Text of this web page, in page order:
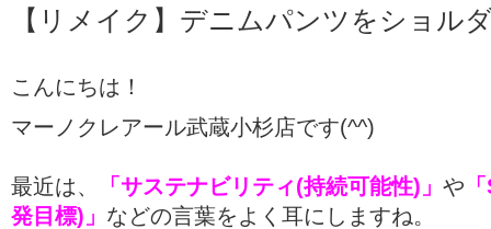
【リメイク】デニムパンツをショル
こんにちは！
マーノクレアール武蔵小杉店です(^^)
最近は、 「サステナビリティ(持続可能性)」 や
発目標)」 などの言葉をよく耳にしますね。